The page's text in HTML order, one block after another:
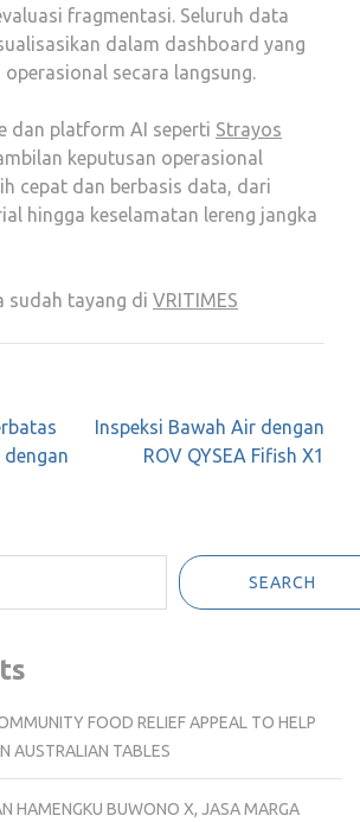
fragmentasi. Seluruh data
dalam dashboard yang
secara langsung.
dan platform AI seperti Strayos
keputusan operasional
cepat dan berbasis data, dari
hingga keselamatan lereng jangka
sudah tayang di VRITIMES
dengan
Inspeksi Bawah Air dengan
ROV QYSEA Fifish X1
SEARCH
FOOD RELIEF APPEAL TO HELP
AUSTRALIAN TABLES
HAMENGKU BUWONO X, JASA MARGA